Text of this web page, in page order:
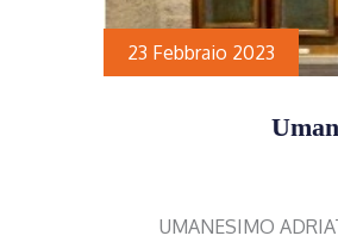
23 Febbraio 2023
UMANESIMO